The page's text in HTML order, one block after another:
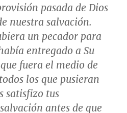
pasada de Dios
nuestra salvación.
un pecador para
entregado a Su
fuera el medio de
los que pusieran
satisfizo tus
antes de que